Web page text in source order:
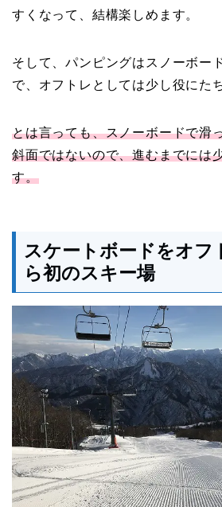
すくなって、結構楽しめます。
そして、パンピングはスノーボー
で、オフトレとしては少し役にた
とは言っても、スノーボードで滑
斜面ではないので、進むまでには
す。
スケートボードをオフ
ら初のスキー場